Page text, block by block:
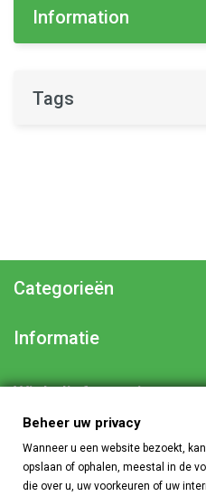
Information
Tags
Categorieën
Informatie
Winkelinformatie
Beheer uw privacy
Beheer uw privacy
Wanneer u een website bezoekt,
opslaan of ophalen, meestal in de
die over u, uw voorkeuren of uw